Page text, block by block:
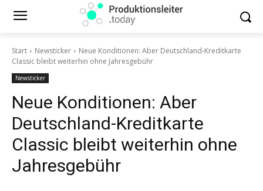
Start Newsticker
Neue Konditionen: Aber Deutschland-Kreditkarte
Classic bleibt weiterhin ohne Jahresgebühr
Newsticker
Neue Konditionen: Aber
Deutschland-Kreditkarte
Classic bleibt weiterhin ohne
Jahresgebühr